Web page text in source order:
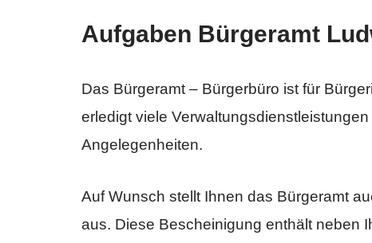
Aufgaben Bürgeramt
Das Bürgeramt – Bürgerbüro ist für
erledigt viele
Angelegenheiten.
Auf Wunsch stellt Ihnen das Bürgeramt
aus. Diese Bescheinigung enthält neben